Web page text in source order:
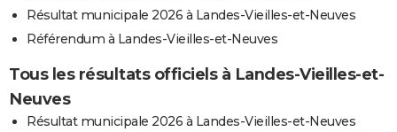
Résultat municipale 2026 à Landes-Vieilles-et-Neuves
Référendum à Landes-Vieilles-et-Neuves
Tous les résultats officiels à Landes-Vieilles-et-
Neuves
Résultat municipale 2026 à Landes-Vieilles-et-Neuves